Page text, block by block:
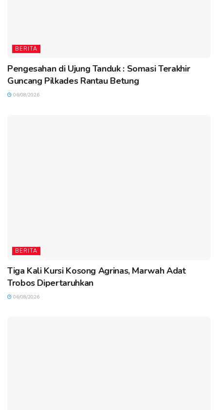
BERITA
Pengesahan di Ujung Tanduk : Somasi Terakhir
Guncang Pilkades Rantau Betung
06/08/2026
BERITA
Tiga Kali Kursi Kosong Agrinas, Marwah Adat
Trobos Dipertaruhkan
06/08/2026